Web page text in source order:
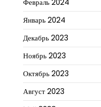
Февраль 2024
Январь 2024
Декабрь 2023
Ноябрь 2023
Октябрь 2023
Август 2023